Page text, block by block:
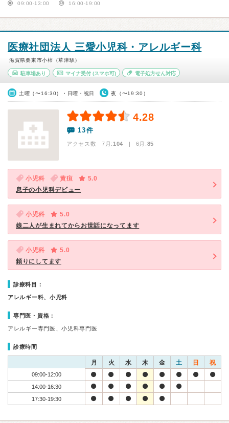
09:00-13:00 16:00-19:00
医療社団法人 三愛小児科・アレルギー科
滋賀県栗東市小柿（草津駅）
駐車場あり マイナ受付(スマホ可) 電子処方せん対応
土曜（〜16:30）・日曜・祝日 夜（〜19:30）
4.28
13件
アクセス数 7月:104 | 6月:85
小児科 黄疸
5.0
息子の小児科デビュー
小児科
5.0
娘二人が生まれてからお世話になってます
小児科
5.0
頼りにしてます
診療科目：
アレルギー科、小児科
専門医・資格：
アレルギー専門医、小児科専門医
診療時間
月 火 水 木 金 土 日 祝
09:00-12:00
14:00-16:30
17:30-19:30